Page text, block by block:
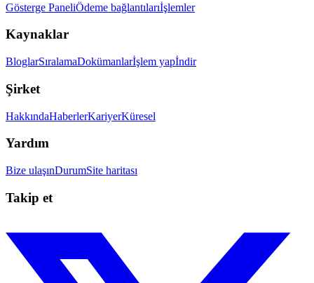
Gösterge PaneliÖdeme bağlantılarıİşlemler
Kaynaklar
BloglarSıralamaDokümanlarİşlem yapİndir
Şirket
HakkındaHaberlerKariyerKüresel
Yardım
Bize ulaşınDurumSite haritası
Takip et